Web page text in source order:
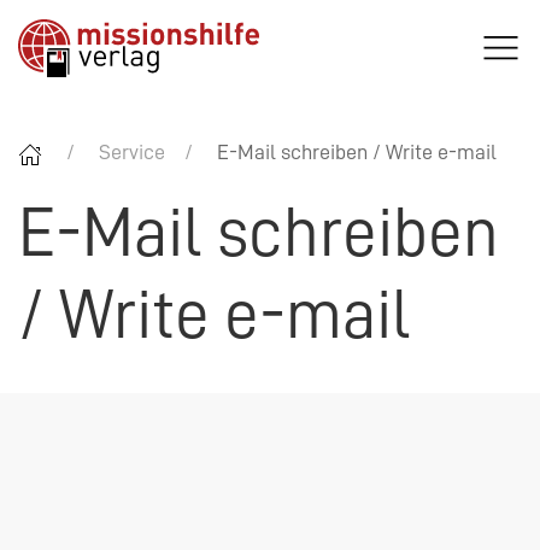
Service E-Mail schreiben / Write e-mail
E-Mail schreiben
/ Write e-mail